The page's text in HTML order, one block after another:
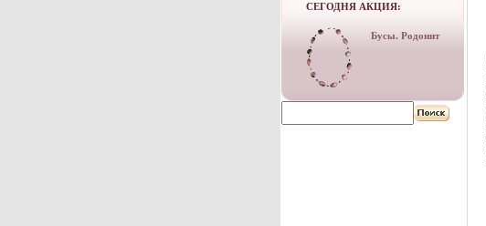
СЕГОДНЯ АКЦИЯ:
Бусы. Родонит